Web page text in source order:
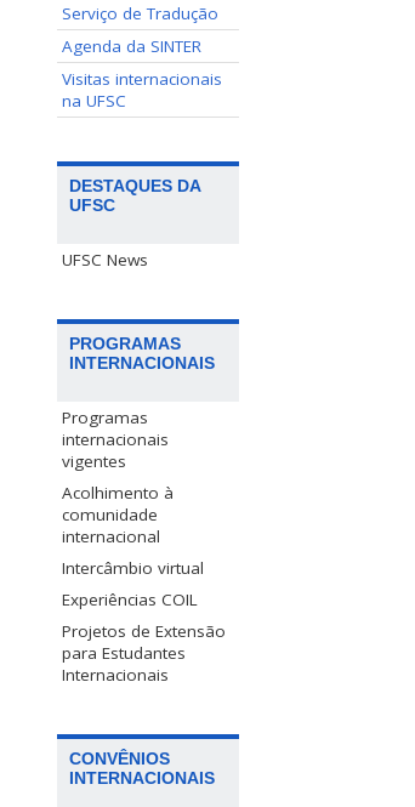
Serviço de Tradução
Agenda da SINTER
Visitas internacionais
na UFSC
DESTAQUES DA
UFSC
UFSC News
PROGRAMAS
INTERNACIONAIS
Programas
internacionais
vigentes
Acolhimento à
comunidade
internacional
Intercâmbio virtual
Experiências COIL
Projetos de Extensão
para Estudantes
Internacionais
CONVÊNIOS
INTERNACIONAIS